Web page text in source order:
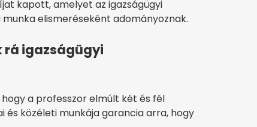
kapott, amelyet az igazságügyi
elismeréseként adományoznak.
igazságügyi
a professzor elmúlt két és fél
és közéleti munkája garancia arra, hogy